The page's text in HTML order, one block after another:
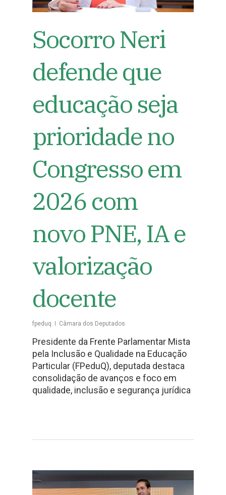
Socorro Neri
defende que
educação seja
prioridade no
Congresso em
2026 com
novo PNE, IA e
valorização
docente
fpeduq Câmara dos Deputados
Presidente da Frente Parlamentar Mista
pela Inclusão e Qualidade na Educação
Particular (FPeduQ), deputada destaca
consolidação de avanços e foco em
qualidade, inclusão e segurança jurídica